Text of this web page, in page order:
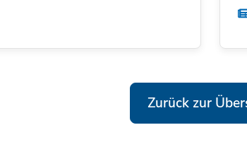
Zurück zur